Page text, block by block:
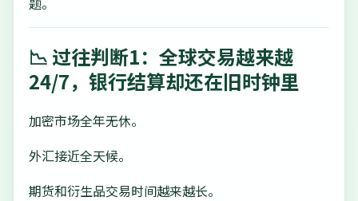
📉 过往判断1：全球交易越来越
24/7，银行结算却还在旧时钟里
加密市场全年无休。
外汇接近全天候。
期货和衍生品交易时间越来越长。